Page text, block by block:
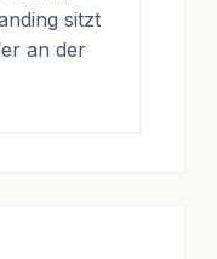
sitzt
an der